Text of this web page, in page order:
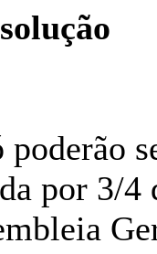
poderão
por 3/4